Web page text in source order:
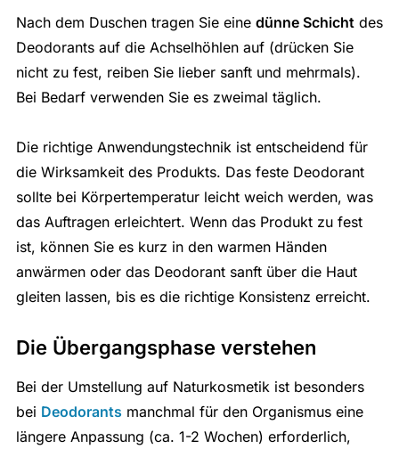
Nach dem Duschen tragen Sie eine dünne Schichtdes
Deodorants auf die Achselhöhlen auf (drücken Sie
nicht zu fest, reiben Sie lieber sanft und mehrmals).
Bei Bedarf verwenden Sie es zweimal täglich.
Die richtige Anwendungstechnik ist entscheidend für
die Wirksamkeit des Produkts. Das feste Deodorant
sollte bei Körpertemperatur leicht weich werden, was
das Auftragen erleichtert. Wenn das Produkt zu fest
ist, können Sie es kurz in den warmen Händen
anwärmen oder das Deodorant sanft über die Haut
gleiten lassen, bis es die richtige Konsistenz erreicht.
Die Übergangsphase verstehen
Bei der Umstellung auf Naturkosmetik ist besonders
bei Deodorants manchmal für den Organismus eine
längere Anpassung (ca. 1-2 Wochen) erforderlich,